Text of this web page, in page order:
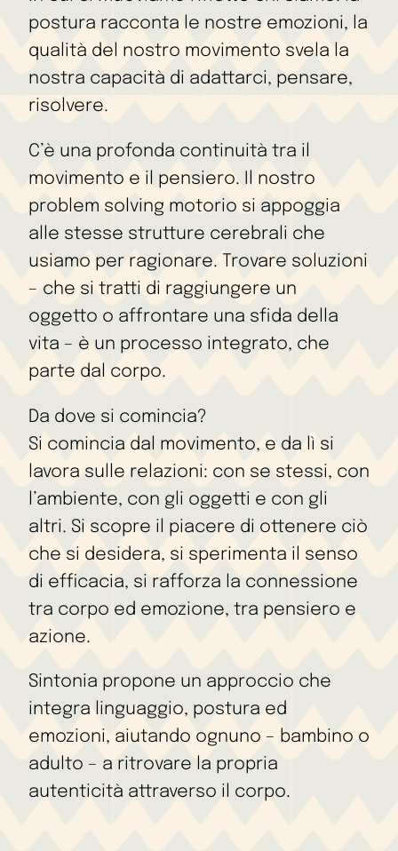
postura racconta le nostre emozioni, la
qualità del nostro movimento svela la
nostra capacità di adattarci, pensare,
risolvere.
C’è una profonda continuità tra il
movimento e il pensiero. Il nostro
problem solving motorio si appoggia
alle stesse strutture cerebrali che
usiamo per ragionare. Trovare soluzioni
– che si tratti di raggiungere un
oggetto o affrontare una sfida della
vita – è un processo integrato, che
parte dal corpo.
Da dove si comincia?
Si comincia dal movimento, e da lì si
lavora sulle relazioni: con se stessi, con
l’ambiente, con gli oggetti e con gli
altri. Si scopre il piacere di ottenere ciò
che si desidera, si sperimenta il senso
di efficacia, si rafforza la connessione
tra corpo ed emozione, tra pensiero e
azione.
Sintonia propone un approccio che
integra linguaggio, postura ed
emozioni, aiutando ognuno – bambino o
adulto – a ritrovare la propria
autenticità attraverso il corpo.